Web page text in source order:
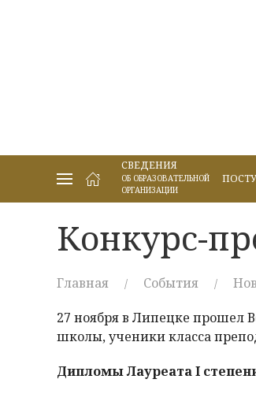
СВЕДЕНИЯ
ОБ ОБРАЗОВАТЕЛЬНОЙ
ОРГАНИЗАЦИИ
Конкурс-
Главная События
27 ноября в Липецке прошел
школы, ученики класса
Дипломы Лауреата I